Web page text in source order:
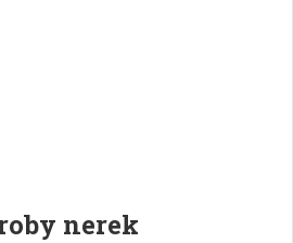
nerek